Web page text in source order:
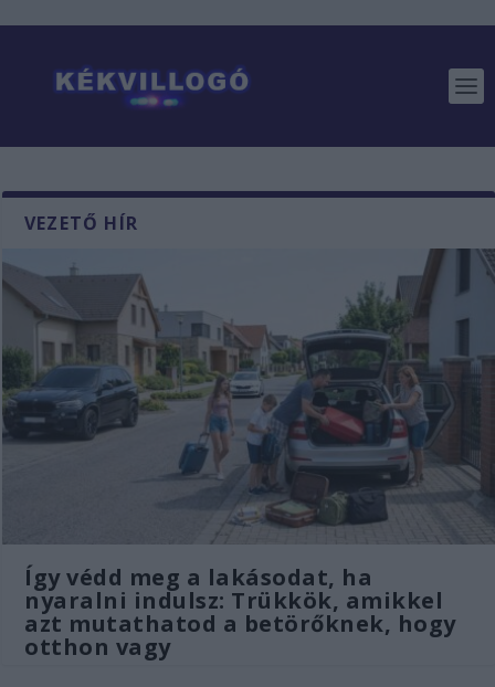
VEZETŐ HÍR
Így védd meg a lakásodat, ha
nyaralni indulsz: Trükkök, amikkel
azt mutathatod a betörőknek, hogy
otthon vagy